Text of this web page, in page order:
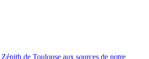
de Toulouse aux sources de notre